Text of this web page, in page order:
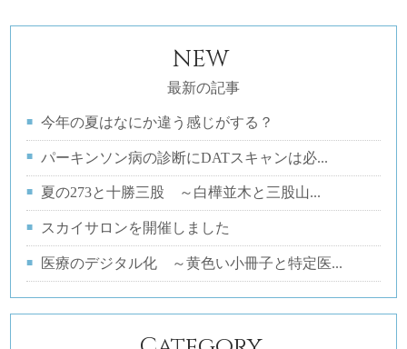
NEW
最新の記事
今年の夏はなにか違う感じがする？
パーキンソン病の診断にDATスキャンは必...
夏の273と十勝三股 ～白樺並木と三股山...
スカイサロンを開催しました
医療のデジタル化 ～黄色い小冊子と特定医...